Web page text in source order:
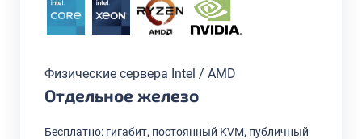
Физические сервера Intel / AMD
Отдельное железо
Бесплатно: гигабит, постоянный KVM, публичный